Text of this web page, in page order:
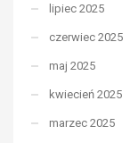
lipiec 2025
czerwiec 2025
maj 2025
kwiecień 2025
marzec 2025